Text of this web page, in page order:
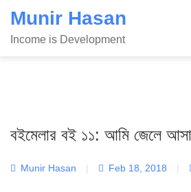
SkipMunir Hasan
Income is Development
বইমেলার বই ১১: আমি জেলে
Munir Hasan | Feb 18, 2018 |